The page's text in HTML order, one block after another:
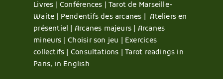
Livres |Conférences |Tarot de Marseille-
Waite | Pendentifs des arcanes |Ateliers en
présentiel | Arcanes majeurs | Arcanes
mineurs |Choisir son jeu | Exercices
collectifs | Consultations |
Tarot readings in
Paris, in English